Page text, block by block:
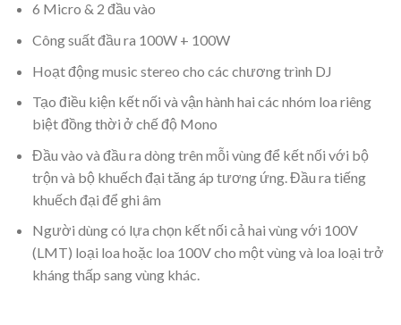
6 Micro & 2 đầu vào
Công suất đầu ra 100W + 100W
Hoạt động music stereo cho các chương trình DJ
Tạo điều kiện kết nối và vận hành hai các nhóm loa riêng
biệt đồng thời ở chế độ Mono
Đầu vào và đầu ra dòng trên mỗi vùng để kết nối với bộ
trộn và bộ khuếch đại tăng áp tương ứng. Đầu ra tiếng
khuếch đại để ghi âm
Người dùng có lựa chọn kết nối cả hai vùng với 100V
(LMT) loại loa hoặc loa 100V cho một vùng và loa loại trở
kháng thấp sang vùng khác.